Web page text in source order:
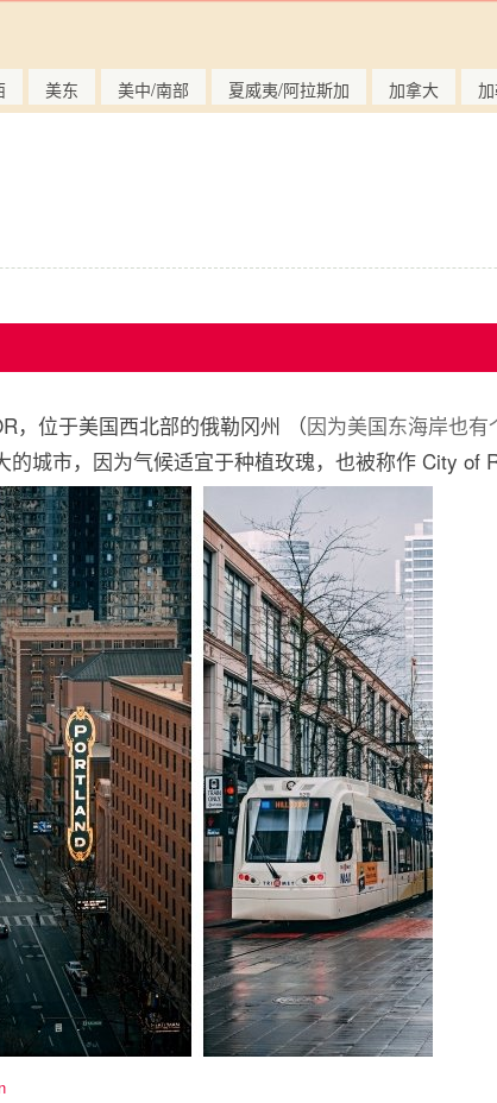
美东 美中/南部 夏威夷/阿拉斯加 加拿大
，位于美国西北部的俄勒冈州 （因为美国东海岸也
的城市，因为气候适宜于种植玫瑰，也被称作 City of